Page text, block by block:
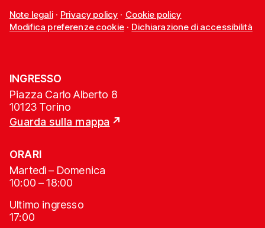
Note legali· Privacy policy · Cookie policy
Modifica preferenze cookie· Dichiarazione di accessibilità
INGRESSO
Piazza Carlo Alberto 8
10123 Torino
Guarda sulla mappa
ORARI
Martedì – Domenica
10:00 – 18:00
Ultimo ingresso
17:00